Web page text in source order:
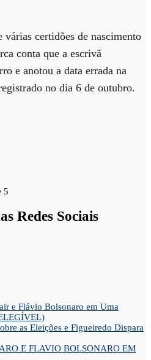
várias certidões de nascimento
conta que a escrivã
e anotou a data errada na
no dia 6 de outubro.
5
Redes Sociais
e Flávio Bolsonaro em Uma
as Eleições e Figueiredo Dispara
E FLAVIO BOLSONARO EM